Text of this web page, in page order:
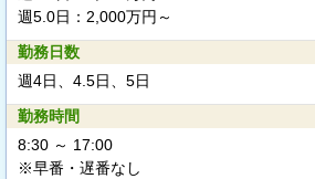
週5.0日：2,000万円～
勤務日数
週4日、4.5日、5日
勤務時間
8:30 ～ 17:00
※早番・遅番なし